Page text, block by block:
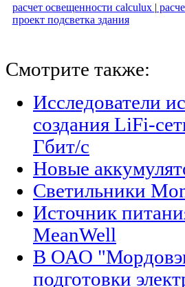
расчет освещенности calculux |
проект подсветка здания
Смотрите также:
Исследователи
создания LiFi-
Гбит/с
Новые
Светильники
Источник
MeanWell
В ОАО
подготовки